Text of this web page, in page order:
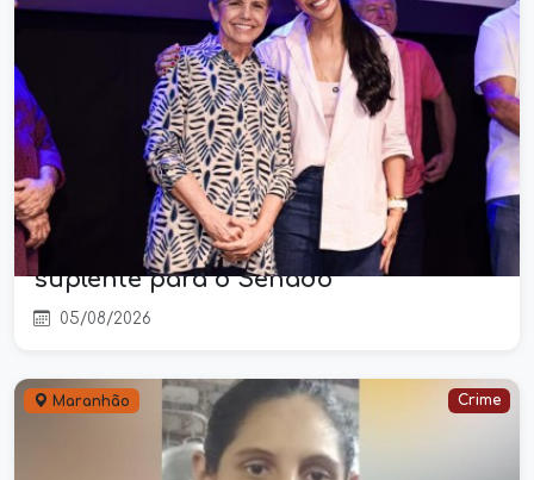
Daniella reafirma reeleição para
deputada estadual após ter sido
lembrada por Roseana como
suplente para o Senado
05/08/2026
Maranhão Crime